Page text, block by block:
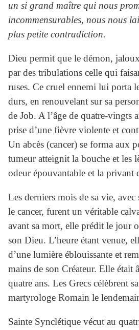
un si grand maître qui nous
incommensurables, nous nous
plus petite contradiction.
Dieu permit que le démon,
par des tribulations celle qui
ruses. Ce cruel ennemi lui porta
durs, en renouvelant sur sa
de Job. A l’âge de quatre-vingts
prise d’une fièvre violente et
Un abcès (cancer) se forma aux
tumeur atteignit la bouche et les
odeur épouvantable et la privant
Les derniers mois de sa vie,
le cancer, furent un véritable
avant sa mort, elle prédit le jour
son Dieu. L’heure étant venue,
d’une lumière éblouissante et
mains de son Créateur. Elle était
quatre ans. Les Grecs célèbrent
martyrologe Romain le
Sainte Synclétique vécut au